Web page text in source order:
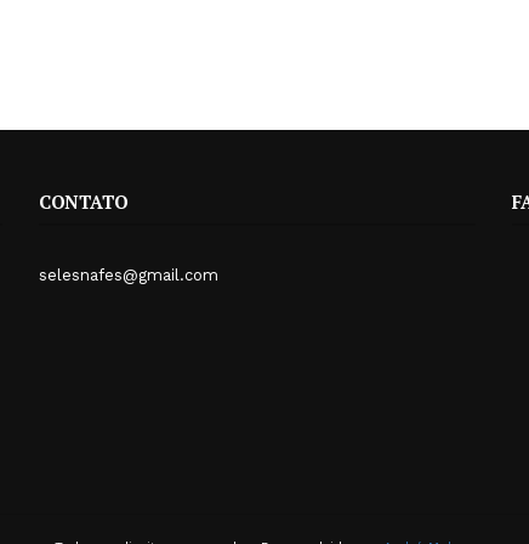
CONTATO
selesnafes@gmail.com